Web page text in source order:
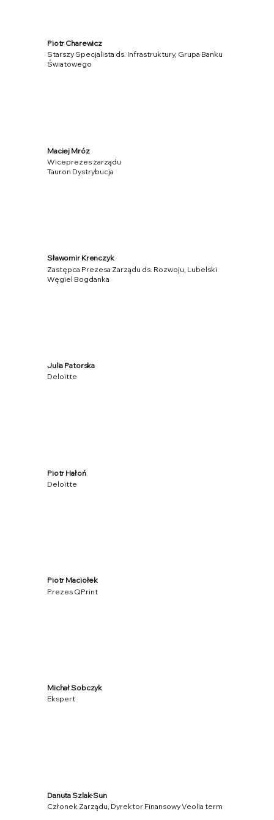
Piotr Charewicz
Starszy Specjalista ds. Infrastruktury, Grupa Banku
Światowego
Maciej Mróz
Wiceprezes zarządu
Tauron Dystrybucja
Sławomir Krenczyk
Zastępca Prezesa Zarządu ds. Rozwoju, Lubelski
Węgiel Bogdanka
Julia Patorska
Deloitte
Piotr Hałoń
Deloitte
Piotr Maciołek
Prezes QPrint
Michał Sobczyk
Ekspert
Danuta Szlak-Sun
Członek Zarządu, Dyrektor Finansowy Veolia term